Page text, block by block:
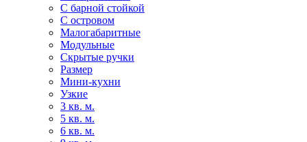
С барной стойкой
С островом
Малогабаритные
Модульные
Скрытые ручки
Размер
Мини-кухни
Узкие
3 кв. м.
5 кв. м.
6 кв. м.